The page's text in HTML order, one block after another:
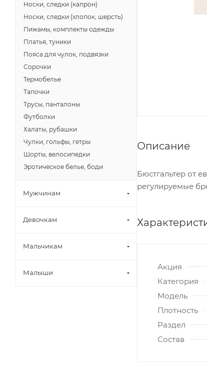
Описание
Бюстгальтер от
регулируемые
Акция
Категория
Модель
Плотность
Раздел
Состав
Носки, следки (капрон)
Носки, следки (хлопок, шерсть)
Пижамы, комплекты одежды
Платья, туники
Пояса для чулок, подвязки
Сорочки
Термобелье
Тапочки
Трусы, панталоны
Футболки
Халаты, рубашки
Чулки, гольфы, гетры
Шорты, велосипедки
Эротическое белье, боди
Мужчинам
Девочкам
Мальчикам
Малыши